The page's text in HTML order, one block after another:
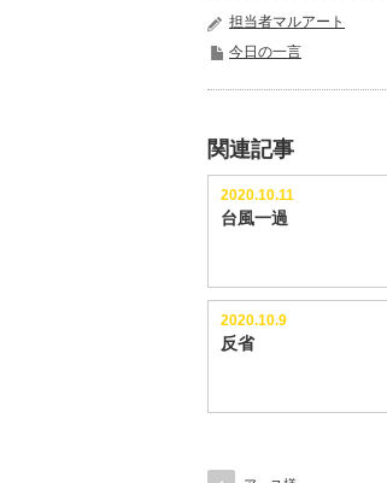
担当者マルアート
今日の一言
関連記事
2020.10.11
台風一過
2020.10.9
反省